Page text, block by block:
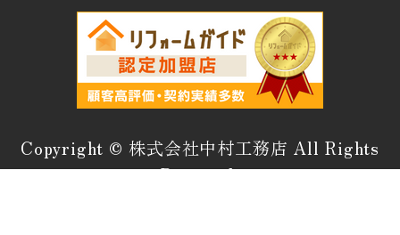
Copyright © 株式会社中村工務店 All Rights
Reserved.